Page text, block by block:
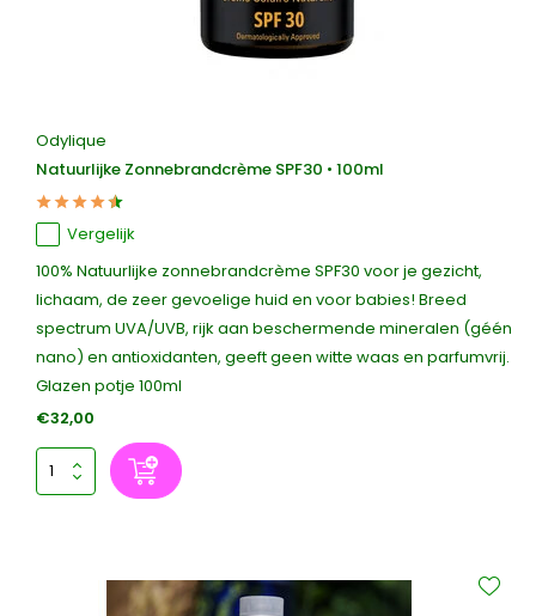
Odylique
Natuurlijke Zonnebrandcrème SPF30 • 100ml
Vergelijk
100% Natuurlijke zonnebrandcrème SPF30 voor je gezicht,
lichaam, de zeer gevoelige huid en voor babies! Breed
spectrum UVA/UVB, rijk aan beschermende mineralen (géén
nano) en antioxidanten, geeft geen witte waas en parfumvrij.
Glazen potje 100ml
€32,00